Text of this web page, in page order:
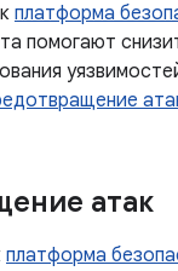
платформа
помогают
атак
платформа